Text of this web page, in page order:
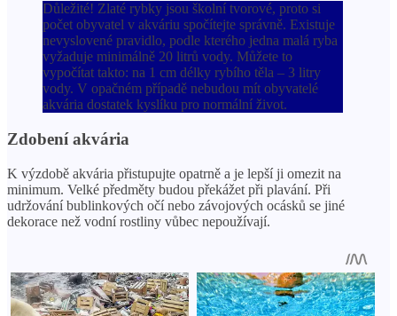
Důležité! Zlaté rybky jsou školní tvorové, proto si
počet obyvatel v akváriu spočítejte správně. Existuje
nevyslovené pravidlo, podle kterého jedna malá ryba
vyžaduje minimálně 20 litrů vody. Můžete to
vypočítat takto: na 1 cm délky rybího těla – 3 litry
vody. V opačném případě nebudou mít obyvatelé
akvária dostatek kyslíku pro normální život.
Zdobení akvária
K výzdobě akvária přistupujte opatrně a je lepší ji omezit na
minimum. Velké předměty budou překážet při plavání. Při
udržování bublinkových očí nebo závojových ocásků se jiné
dekorace než vodní rostliny vůbec nepoužívají.